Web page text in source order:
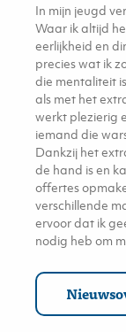
In mijn jeugd
Waar ik altijd
eerlijkheid en
precies wat ik
die mentaliteit
als met het
werkt plezierig
iemand die
Dankzij het
de hand is en
offertes
verschillende
ervoor dat ik
nodig heb om